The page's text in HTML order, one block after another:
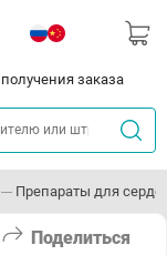
заказа
Препараты для
Поделиться